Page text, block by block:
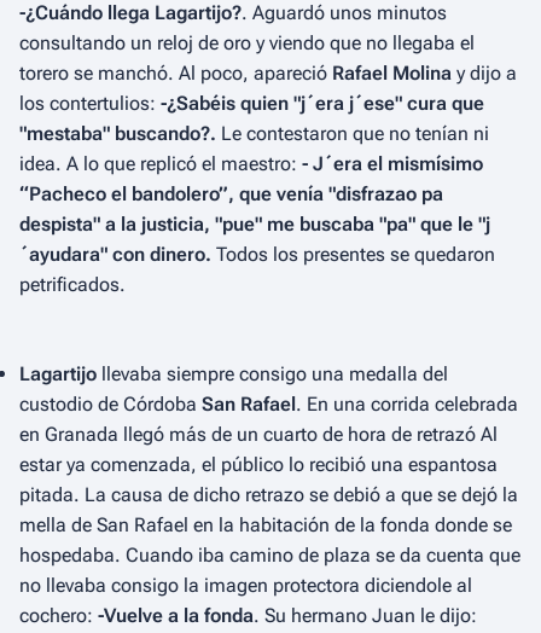
-¿Cuándo llega Lagartijo?. Aguardó unos minutos
consultando un reloj de oro y viendo que no llegaba el
torero se manchó. Al poco, apareció Rafael Molina y dijo a
los contertulios: -¿Sabéis quien "j´era j´ese" cura que
"mestaba" buscando?. Le contestaron que no tenían ni
idea. A lo que replicó el maestro: - J´era el mismísimo
“Pacheco el bandolero”, que venía "disfrazao pa
despista" a la justicia, "pue" me buscaba "pa" que le "j
´ayudara" con dinero. Todos los presentes se quedaron
petrificados.
Lagartijo llevaba siempre consigo una medalla del
custodio de Córdoba San Rafael . En una corrida celebrada
en Granada llegó más de un cuarto de hora de retrazó Al
estar ya comenzada, el público lo recibió una espantosa
pitada. La causa de dicho retrazo se debió a que se dejó la
mella de San Rafael en la habitación de la fonda donde se
hospedaba. Cuando iba camino de plaza se da cuenta que
no llevaba consigo la imagen protectora diciendole al
cochero: -Vuelve a la fonda. Su hermano Juan le dijo: